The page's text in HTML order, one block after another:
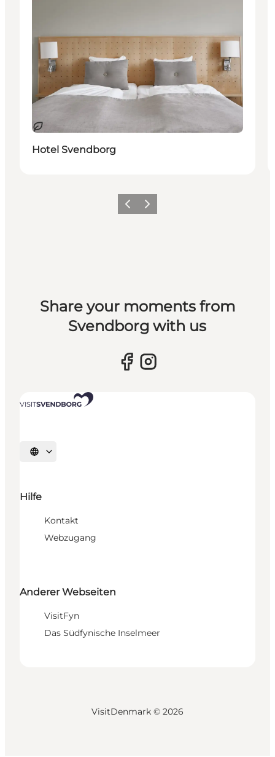
Nachhaltig
Hotel Svendborg
Vorherige Folie
Nächste Folie
Share your moments from
Svendborg with us
Sprache auswählen
Hilfe
Kontakt
Webzugang
Anderer Webseiten
VisitFyn
Das Südfynische Inselmeer
VisitDenmark © 2026